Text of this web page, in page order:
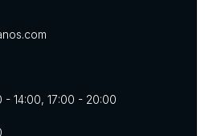
14:00, 17:00 - 20:00